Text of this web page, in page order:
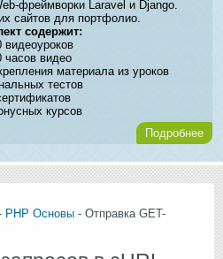
фреймворки Laravel и Django.
сайтов для портфолио.
содержит:
видеоуроков
часов видео
материала из уроков
тестов
курсов
Подробнее
PHP Основы - Отправка GET-